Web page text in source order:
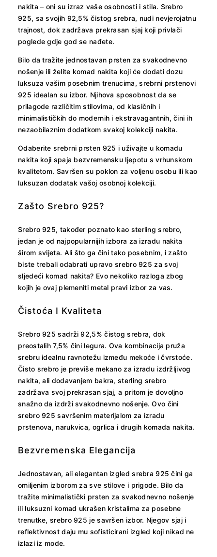
nakita – oni su izraz vaše osobnosti i stila. Srebro
925, sa svojih 92,5% čistog srebra, nudi nevjerojatnu
trajnost, dok zadržava prekrasan sjaj koji privlači
poglede gdje god se nađete.
Bilo da tražite jednostavan prsten za svakodnevno
nošenje ili želite komad nakita koji će dodati dozu
luksuza vašim posebnim trenucima, srebrni prstenovi
925 idealan su izbor. Njihova sposobnost da se
prilagode različitim stilovima, od klasičnih i
minimalističkih do modernih i ekstravagantnih, čini ih
nezaobilaznim dodatkom svakoj kolekciji nakita.
Odaberite srebrni prsten 925 i uživajte u komadu
nakita koji spaja bezvremensku ljepotu s vrhunskom
kvalitetom. Savršen su poklon za voljenu osobu ili kao
luksuzan dodatak vašoj osobnoj kolekciji.
Zašto Srebro 925?
Srebro 925, također poznato kao sterling srebro,
jedan je od najpopularnijih izbora za izradu nakita
širom svijeta. Ali što ga čini tako posebnim, i zašto
biste trebali odabrati upravo srebro 925 za svoj
sljedeći komad nakita? Evo nekoliko razloga zbog
kojih je ovaj plemeniti metal pravi izbor za vas.
Čistoća I Kvaliteta
Srebro 925 sadrži 92,5% čistog srebra, dok
preostalih 7,5% čini legura. Ova kombinacija pruža
srebru idealnu ravnotežu između mekoće i čvrstoće.
Čisto srebro je previše mekano za izradu izdržljivog
nakita, ali dodavanjem bakra, sterling srebro
zadržava svoj prekrasan sjaj, a pritom je dovoljno
snažno da izdrži svakodnevno nošenje. Ovo čini
srebro 925 savršenim materijalom za izradu
prstenova, narukvica, ogrlica i drugih komada nakita.
Bezvremenska Elegancija
Jednostavan, ali elegantan izgled srebra 925 čini ga
omiljenim izborom za sve stilove i prigode. Bilo da
tražite minimalistički prsten za svakodnevno nošenje
ili luksuzni komad ukrašen kristalima za posebne
trenutke, srebro 925 je savršen izbor. Njegov sjaj i
reflektivnost daju mu sofisticirani izgled koji nikad ne
izlazi iz mode.